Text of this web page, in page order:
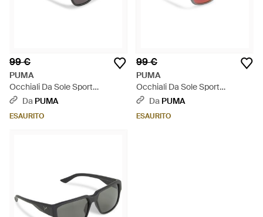
99 €
PUMA
Occhiali Da Sole Sport
Lifestyle, Accessori, Nero -
Da PUMA
ESAURITO
99 €
PUMA
Occhiali Da Sole Sport
Lifestyle, Accessori, Grigio -
Da PUMA
ESAURITO